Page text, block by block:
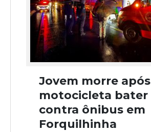
Jovem morre após
motocicleta bater
contra ônibus em
Forquilhinha